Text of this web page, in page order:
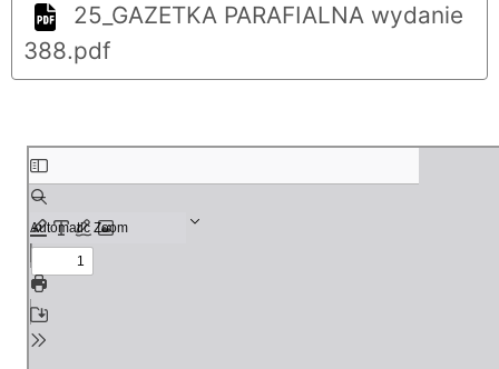
25_GAZETKA PARAFIALNA wydanie
388.pdf